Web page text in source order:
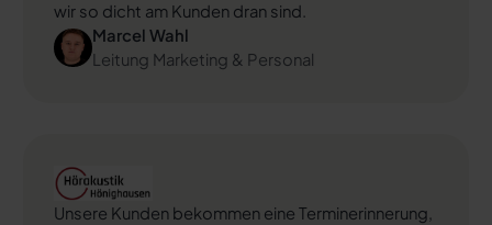
wir so dicht am Kunden dran sind.
Marcel Wahl
Leitung Marketing & Personal
Unsere Kunden bekommen eine Terminerinnerung,